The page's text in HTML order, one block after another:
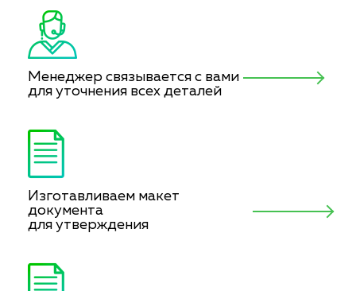
Менеджер связывается с вами
для уточнения всех деталей
Изготавливаем макет
документа
для утверждения